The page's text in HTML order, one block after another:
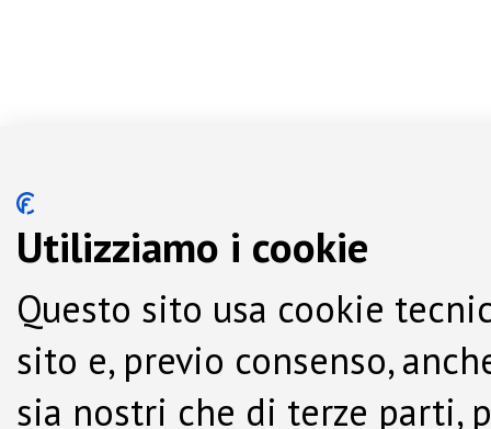
Utilizziamo i cookie
Questo sito usa cookie
sito e, previo consenso,
sia nostri che di terze parti,